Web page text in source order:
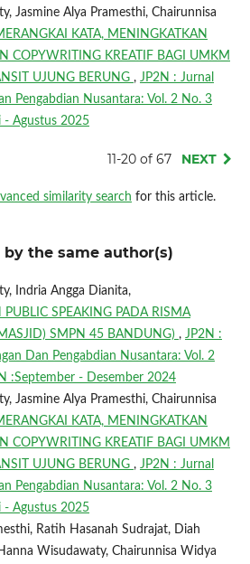
Jasmine Alya Pramesthi, Chairunnisa
KATA, MENINGKATKAN
COPYWRITING KREATIF BAGI UMKM
UJUNG BERUNG , JP2N : Jurnal
Pengabdian Nusantara: Vol. 2 No. 3
- Agustus 2025
11-20 of 67 NEXT
similarity search for this article.
the same author(s)
Indria Angga Dianita,
SPEAKING PADA RISMA
SMPN 45 BANDUNG) , JP2N :
Dan Pengabdian Nusantara: Vol. 2
:September - Desember 2024
Jasmine Alya Pramesthi, Chairunnisa
KATA, MENINGKATKAN
COPYWRITING KREATIF BAGI UMKM
UJUNG BERUNG , JP2N : Jurnal
Pengabdian Nusantara: Vol. 2 No. 3
- Agustus 2025
Ratih Hasanah Sudrajat, Diah
Wisudawaty, Chairunnisa Widya